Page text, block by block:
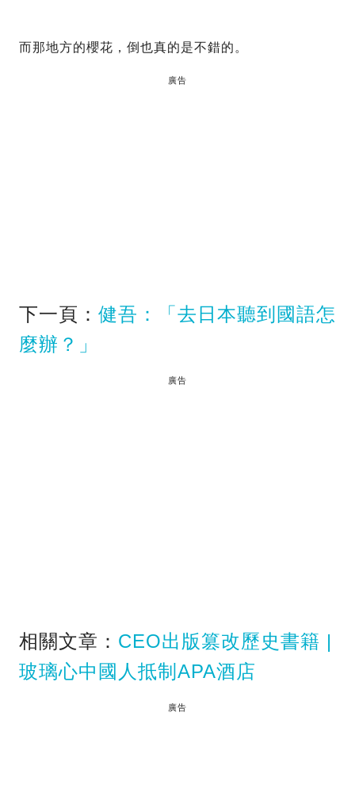
而那地方的櫻花，倒也真的是不錯的。
廣告
下一頁： 健吾：「去日本聽到國語怎
麼辦？」
廣告
相關文章： CEO出版篡改歷史書籍 |
玻璃心中國人抵制APA酒店
廣告